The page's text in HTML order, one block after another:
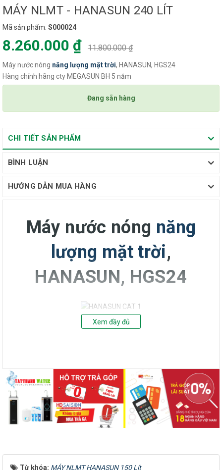
MÁY NLMT - HANASUN 240 LÍT
Mã sản phẩm: S000024
8.260.000 ₫ 11.800.000 ₫
Máy nước nóng năng lượng mặt trời, HANASUN, HGS24
Hàng chính hãng cty MEGASUN BH 5 năm
Đang sẵn hàng
CHI TIẾT SẢN PHẨM
BÌNH LUẬN
HƯỚNG DẪN MUA HÀNG
Máy nước nóng năng
lượng mặt trời,
HANASUN, HGS24
Xem đầy đủ
Từ khóa: MÁY NLMT HANASUN 150 Lít